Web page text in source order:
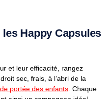
Happy Capsules
et leur efficacité, rangez
sec, frais, à l’abri de la
portée des enfants Chaque